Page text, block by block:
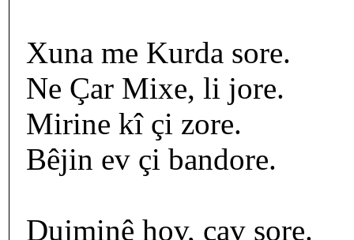
Xuna me Kurda sore.
Ne Çar Mixe, li jore.
Mirine kî çi zore.
Bêjin ev çi bandore.
Dujminê hov, çav sore.